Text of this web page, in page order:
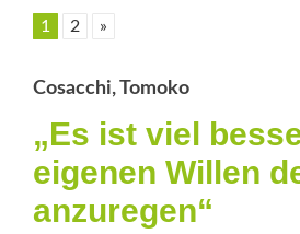
1 2 »
Cosacchi, Tomoko
„Es ist viel
eigenen Willen
anzuregen“